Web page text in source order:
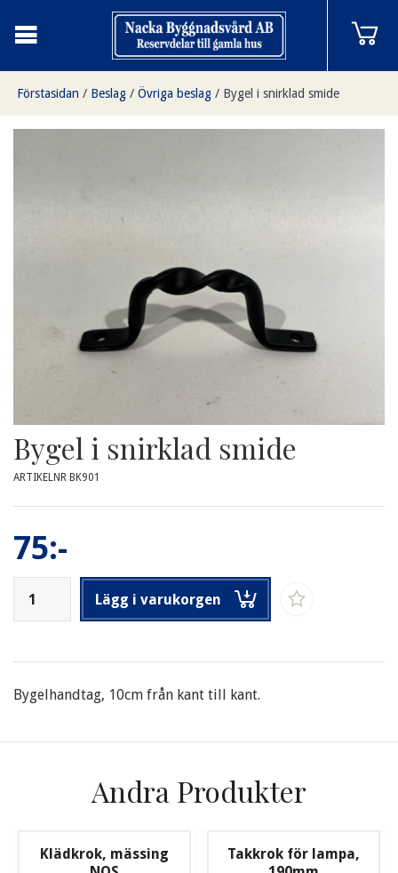
Förstasidan / Beslag / Övriga beslag / Bygel i snirklad smide
Bygel i snirklad smide
ARTIKELNR BK901
75:-
Lägg i varukorgen
Bygelhandtag, 10cm från kant till kant.
Andra Produkter
Klädkrok, mässing
Takkrok för lampa,